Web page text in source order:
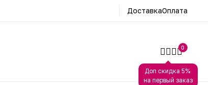
ДоставкаОплата
Доп скидка 5%
на первый заказ
0